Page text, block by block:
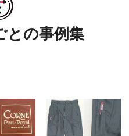
との事例集